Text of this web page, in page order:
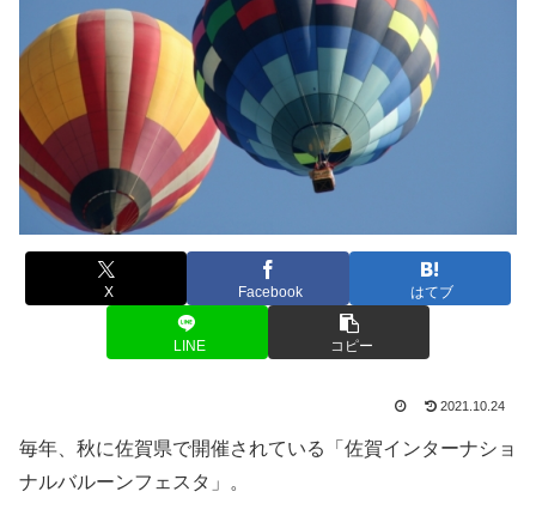
X Facebook はてブ
LINE コピー
2021.10.24
毎年、秋に佐賀県で開催されている「佐賀インターナショ
ナルバルーンフェスタ」。